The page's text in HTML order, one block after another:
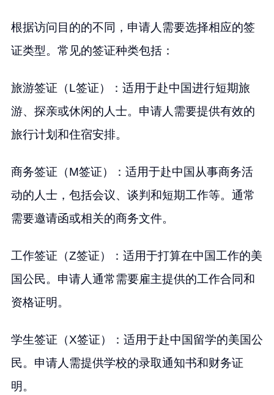
根据访问目的的不同，申请人需要选择相应的签
证类型。常见的签证种类包括：
旅游签证（L签证）：适用于赴中国进行短期旅
游、探亲或休闲的人士。申请人需要提供有效的
旅行计划和住宿安排。
商务签证（M签证）：适用于赴中国从事商务活
动的人士，包括会议、谈判和短期工作等。通常
需要邀请函或相关的商务文件。
工作签证（Z签证）：适用于打算在中国工作的美
国公民。申请人通常需要雇主提供的工作合同和
资格证明。
学生签证（X签证）：适用于赴中国留学的美国公
民。申请人需提供学校的录取通知书和财务证
明。